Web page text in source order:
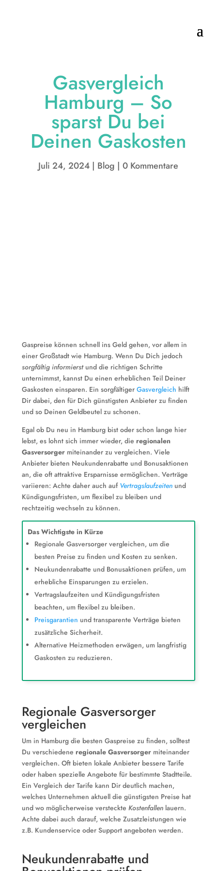
Gasvergleich
Hamburg – So
sparst Du bei
Deinen Gaskosten
Juli 24, 2024 Blog 0 Kommentare
Gaspreise können schnell ins Geld gehen, vor allem in
einer Großstadt wie Hamburg. Wenn Du Dich jedoch
sorgfältig informierstund die richtigen Schritte
unternimmst, kannst Du einen erheblichen Teil Deiner
Gaskosten einsparen. Ein sorgfältiger Gasvergleich hilft
Dir dabei, den für Dich günstigsten Anbieter zu finden
und so Deinen Geldbeutel zu schonen.
Egal ob Du neu in Hamburg bist oder schon lange hier
lebst, es lohnt sich immer wieder, die regionalen
Gasversorgermiteinander zu vergleichen. Viele
Anbieter bieten Neukundenrabatte und Bonusaktionen
an, die oft attraktive Ersparnisse ermöglichen. Verträge
variieren: Achte daher auch auf Vertragslaufzeitenund
Kündigungsfristen, um flexibel zu bleiben und
rechtzeitig wechseln zu können.
Das Wichtigste in Kürze
Regionale Gasversorger vergleichen, um die
besten Preise zu finden und Kosten zu senken.
Neukundenrabatte und Bonusaktionen prüfen, um
erhebliche Einsparungen zu erzielen.
Vertragslaufzeiten und Kündigungsfristen
beachten, um flexibel zu bleiben.
Preisgarantien und transparente Verträge bieten
zusätzliche Sicherheit.
Alternative Heizmethoden erwägen, um langfristig
Gaskosten zu reduzieren.
Regionale Gasversorger
vergleichen
Um in Hamburg die besten Gaspreise zu finden, solltest
Du verschiedene regionale Gasversorgermiteinander
vergleichen. Oft bieten lokale Anbieter bessere Tarife
oder haben spezielle Angebote für bestimmte Stadtteile.
Ein Vergleich der Tarife kann Dir deutlich machen,
welches Unternehmen aktuell die günstigsten Preise hat
und wo möglicherweise versteckte Kostenfallenlauern.
Achte dabei auch darauf, welche Zusatzleistungen wie
z.B. Kundenservice oder Support angeboten werden.
Neukundenrabatte und